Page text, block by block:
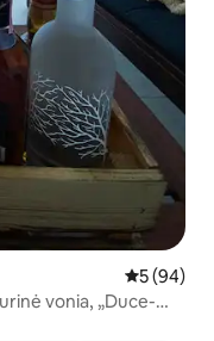
Vidutinis
5 (94)
vonia, „Duce-